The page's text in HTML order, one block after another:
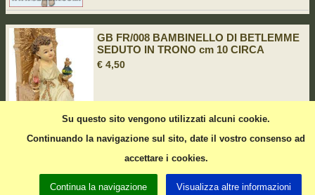
Su questo sito vengono utilizzati alcuni cookie.
Continuando la navigazione sul sito, date il vostro consenso ad
accettare i cookies.
Continua la navigazione Visualizza altre informazioni
GB FR/008 BAMBINELLO DI BETLEMME
SEDUTO IN TRONO cm 10 CIRCA
€ 4,50
Pagina 1 di 3 1 2 3